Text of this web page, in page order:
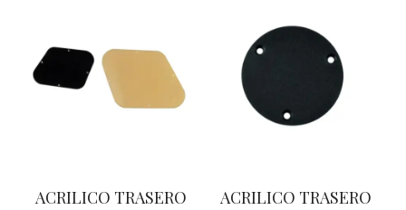
ACRILICO TRASERO
ACRILICO TRASERO